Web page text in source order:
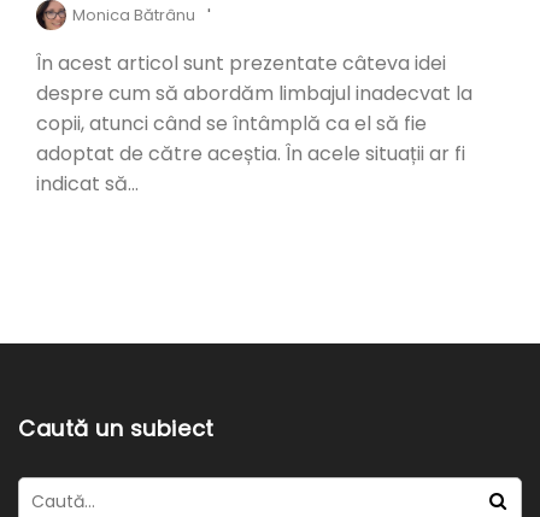
'
Monica Bătrânu
În acest articol sunt prezentate câteva idei
despre cum să abordăm limbajul inadecvat la
copii, atunci când se întâmplă ca el să fie
adoptat de către aceștia. În acele situații ar fi
indicat să...
Caută un subiect